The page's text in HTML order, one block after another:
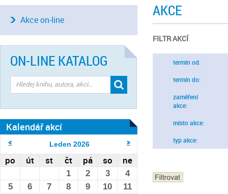
AKCE
FILTR AKCÍ
termín od:
termín do:
zaměření
akce:
místo akce:
typ akce:
Akce on-line
ON-LINE KATALOG
Kalendář akcí
Leden 2026
po út st čt pá so ne
1 2 3
4
5
6 7 8 9 10
11